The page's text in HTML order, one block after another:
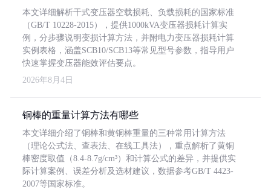
本文详细解析干式变压器空载损耗、负载损耗的国家标准
（GB/T 10228-2015），提供1000kVA变压器损耗计算实
例，分步骤说明变损计算方法，并附电力变压器损耗计算
实例表格，涵盖SCB10/SCB13等常见型号参数，指导用户
快速掌握变压器能效评估要点。
2026年8月4日
铜棒的重量计算方法有哪些
本文详细介绍了铜棒和黄铜棒重量的三种常用计算方法
（理论公式法、查表法、在线工具法），重点解析了黄铜
棒密度取值（8.4-8.7g/cm³）和计算公式的差异，并提供实
际计算案例、误差分析及选材建议，数据参考GB/T 4423-
2007等国家标准。